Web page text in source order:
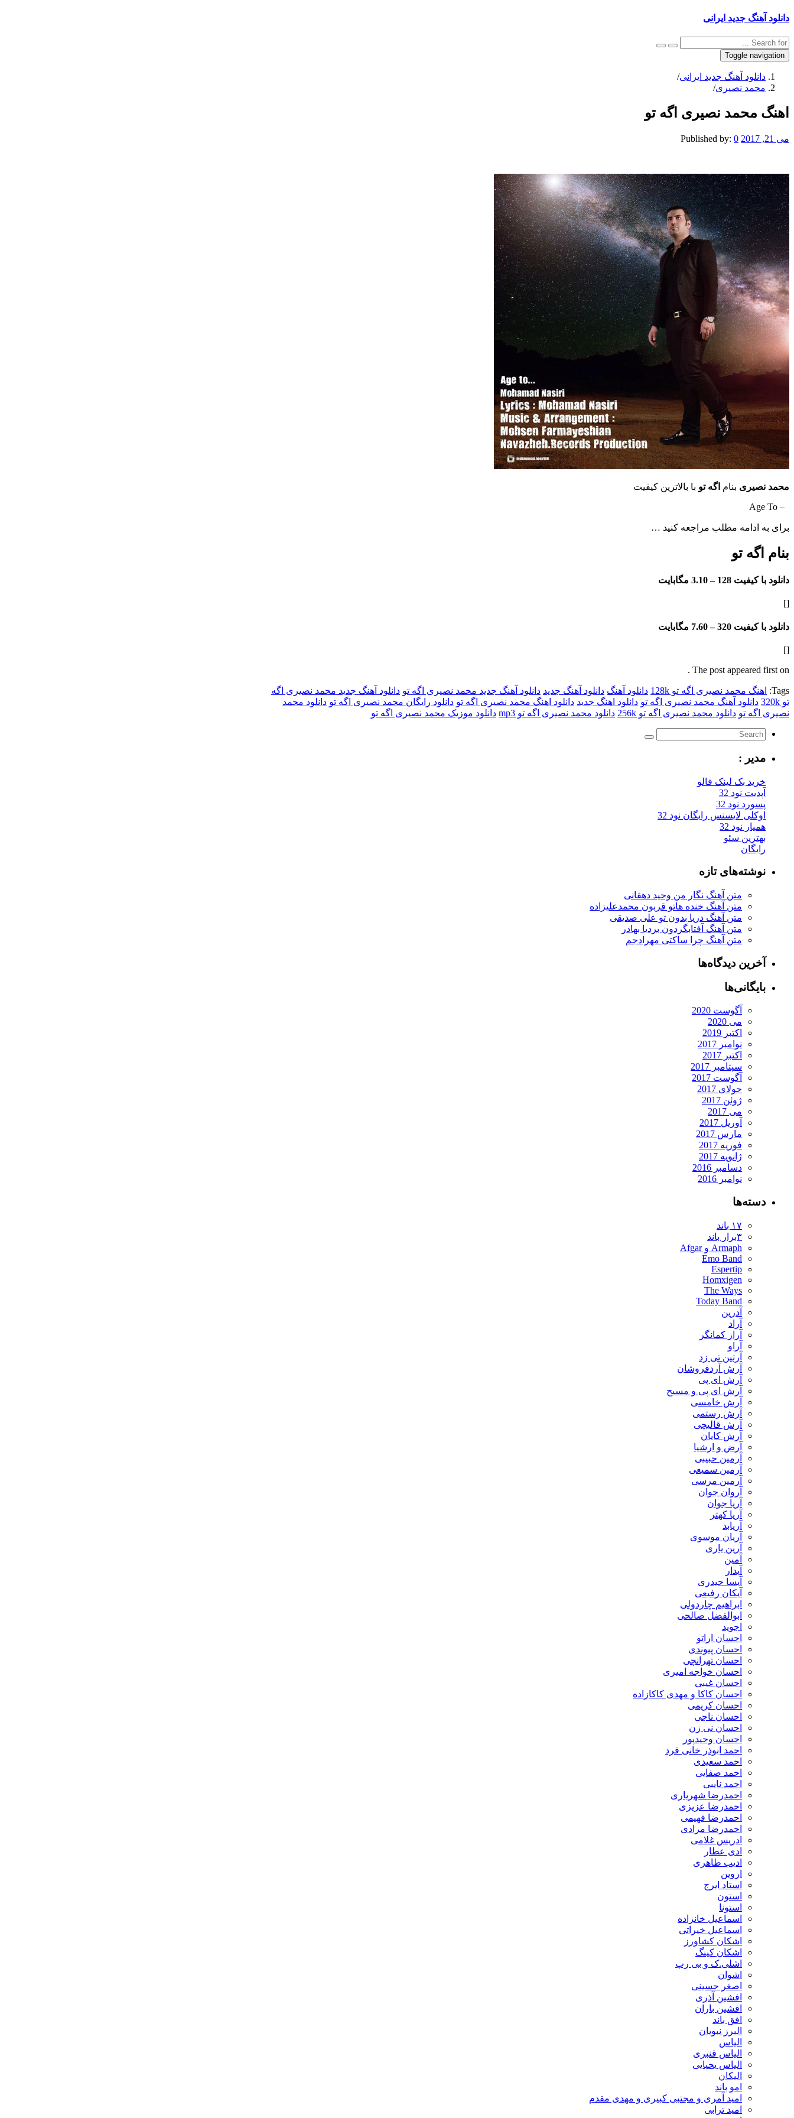
دانلود آهنگ جدید ایرانی
Toggle navigation
دانلود آهنگ جدید ایرانی/
محمد نصیری/
اهنگ محمد نصیری اگه تو
می 21, 2017 Published by: 0
محمد نصیری بنام اگه تو با بالاترین کیفیت
– Age To
برای به ادامه مطلب مراجعه کنید …
بنام اگه تو
دانلود با کیفیت 128 – 3.10 مگابایت
[]
دانلود با کیفیت 320 – 7.60 مگابایت
[]
The post appeared first on .
Tags: اهنگ محمد نصیری اگه تو 128k دانلود آهنگ دانلود آهنگ جدید دانلود آهنگ جدید محمد نصیری اگه تو دانلود آهنگ جدید محمد نصیری اگه
تو 320k
دانلود آهنگ محمد نصیری اگه تو دانلود اهنگ جدید دانلود اهنگ محمد نصیری اگه تو دانلود رایگان محمد نصیری اگه تو دانلود محمد
نصیری اگه تو دانلود محمد نصیری اگه تو 256k دانلود محمد نصیری اگه تو mp3 دانلود موزیک محمد نصیری اگه تو
مدیر :
خرید بک لینک فالو
آپدیت نود 32
پسورد نود 32
اوکلی لایسنس رایگان نود 32
همیار نود 32
بهترین سئو
رایگان
نوشته‌های تازه
متن آهنگ نگار من وحید دهقانی
متن آهنگ خنده هاتو قربون محمدعلیزاده
متن آهنگ دریا بدون تو علی صدیقی
متن آهنگ آفتابگردون بردیا بهادر
متن آهنگ چرا ساکتی مهرادجم
آخرین دیدگاه‌ها
بایگانی‌ها
آگوست 2020
می 2020
اکتبر 2019
نوامبر 2017
اکتبر 2017
سپتامبر 2017
آگوست 2017
جولای 2017
ژوئن 2017
می 2017
آوریل 2017
مارس 2017
فوریه 2017
ژانویه 2017
دسامبر 2016
نوامبر 2016
دسته‌ها
۱۷ باند
۳برار باند
Armaph و Afgar
Emo Band
Espertip
Homxigen
The Ways
Today Band
آدرین
آراد
آراز کمانگر
آراو
آرتین تی زد
آرش آردفروشان
آرش ای پی
آرش ای پی و مسیح
آرش خامسی
آرش رستمی
آرش قالیچی
آرش کایان
​آرض و ارشیا
آرمین حبیبی
آرمین سمیعی
آرمین مرسی
آروان جوان
آریا جوان
آریا کهتر
آریابد
آریان موسوی
آرین یاری
آمین
آیدار
آیسا حیدری
آیکان رفیعی
ابراهیم چاردولی
ابوالفضل صالحی
اجوید
احسان اراتو
احسان پیوندی
احسان تهرانچی
احسان خواجه امیری
احسان غیبی
احسان کاکا و مهدی کاکازاده
احسان کریمی
احسان ناجی
احسان نی زن
احسان وحیدپور
احمد ابوذر خانی فرد
احمد سعیدی
احمد صفایی
احمد نایبی
احمدرضا شهریاری
احمدرضا عزیزی
احمدرضا فهیمی
احمدرضا مرادی
ادریس غلامی
ادی عطار
ادیب طاهری
اروین
استاد ایرج
استون
استونا
اسماعیل خانزاده
اسماعیل خیراتی
اشکان کشاورز
اشکان کینگ
اشلی.ک و بی رپ
اشوان
اصغر حسینی
افشین آذری
افشین باران
افق باند
البرز نبویان
الیاس
الیاس قنبرى
الیاس یحیایی
الیکان
امو باند
امید آمری و مجتبی کبیری و مهدى مقدم
امید ترابی